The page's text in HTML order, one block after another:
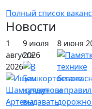
Полный список
Новости
1
августа
2026
9 июля
2026
8 июня